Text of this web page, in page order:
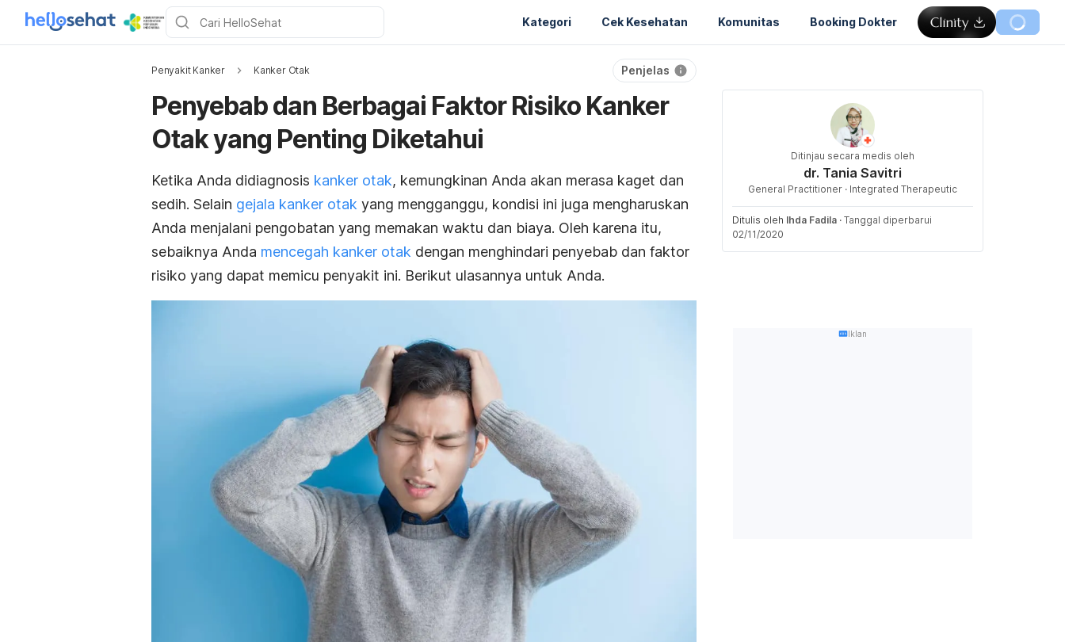
Kategori Cek Kesehatan Komunitas Booking Dokter
Penyakit Kanker Kanker Otak Penjelas
Penyebab dan Berbagai Faktor Risiko Kanker
Otak yang Penting Diketahui
Ketika Anda didiagnosis kanker otak, kemungkinan Anda akan merasa kaget dan
sedih. Selain gejala kanker otak yang mengganggu, kondisi ini juga mengharuskan
Anda menjalani pengobatan yang memakan waktu dan biaya. Oleh karena itu,
sebaiknya Anda mencegah kanker otak dengan menghindari penyebab dan faktor
risiko yang dapat memicu penyakit ini. Berikut ulasannya untuk Anda.
Ditinjau secara medis oleh
dr. Tania Savitri
General Practitioner · Integrated Therapeutic
Ditulis oleh Ihda Fadila · Tanggal diperbarui
02/11/2020
Iklan